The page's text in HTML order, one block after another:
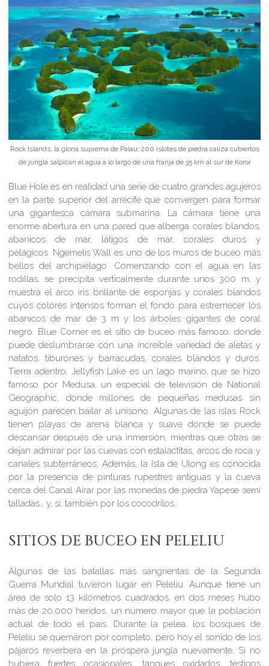
Rock Islands, la gloria suprema de Palau: 200 islotes de piedra caliza cubiertos
de jungla salpican el agua a lo largo de una franja de 35 km al sur de Koror
Blue Hole es en realidad una serie de cuatro grandes agujeros
en la parte superior del arrecife que convergen para formar
una gigantesca cámara submarina. La cámara tiene una
enorme abertura en una pared que alberga corales blandos,
abanicos de mar, látigos de mar, corales duros y
pelágicos. Ngemelis Wall es uno de los muros de buceo más
bellos del archipiélago. Comenzando con el agua en las
rodillas, se precipita verticalmente durante unos 300 m, y
muestra el arco iris brillante de esponjas y corales blandos
cuyos colores intensos forman el fondo para estremecer los
abanicos de mar de 3 m y los árboles gigantes de coral
negro. Blue Corner es el sitio de buceo más famoso, donde
puede deslumbrarse con una increíble variedad de aletas y
natatos, tiburones y barracudas, corales blandos y duros.
Tierra adentro, Jellyfish Lake es un lago marino, que se hizo
famoso por Medusa, un especial de televisión de National
Geographic, donde millones de pequeñas medusas sin
aguijón parecen bailar al unísono. Algunas de las islas Rock
tienen playas de arena blanca y suave donde se puede
descansar después de una inmersión, mientras que otras se
dejan admirar por las cuevas con estalactitas, arcos de roca y
canales subterráneos; Además, la Isla de Ulong es conocida
por la presencia de pinturas rupestres antiguas y la cueva
cerca del Canal Airar por las monedas de piedra Yapese semi
talladas… y, sí, también por los cocodrilos.
SITIOS DE BUCEO EN PELELIU
Algunas de las batallas más sangrientas de la Segunda
Guerra Mundial tuvieron lugar en Peleliu. Aunque tiene un
área de solo 13 kilómetros cuadrados, en dos meses hubo
más de 20,000 heridos, un número mayor que la población
actual de todo el país. Durante la pelea, los bosques de
Peleliu se quemaron por completo, pero hoy el sonido de los
pájaros reverbera en la próspera jungla nuevamente. Si no
hubiera fuertes ocasionales, tanques oxidados, testigos